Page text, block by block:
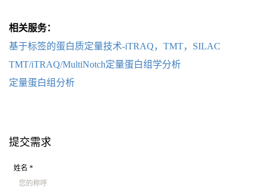
相关服务：
基于标签的蛋白质定量技术-iTRAQ，TMT，SILAC
TMT/iTRAQ/MultiNotch定量蛋白组学分析
定量蛋白组分析
提交需求
姓名 *